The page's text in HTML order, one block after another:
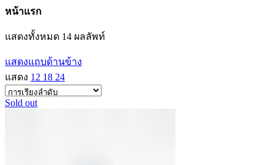
หน้าแรก
แสดงทั้งหมด 14 ผลลัพท์
แสดงแถบด้านข้าง
แสดง 12 18 24
Sold out